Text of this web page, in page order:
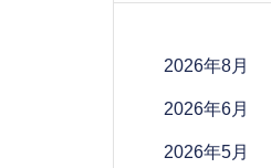
2026年8月
2026年6月
2026年5月